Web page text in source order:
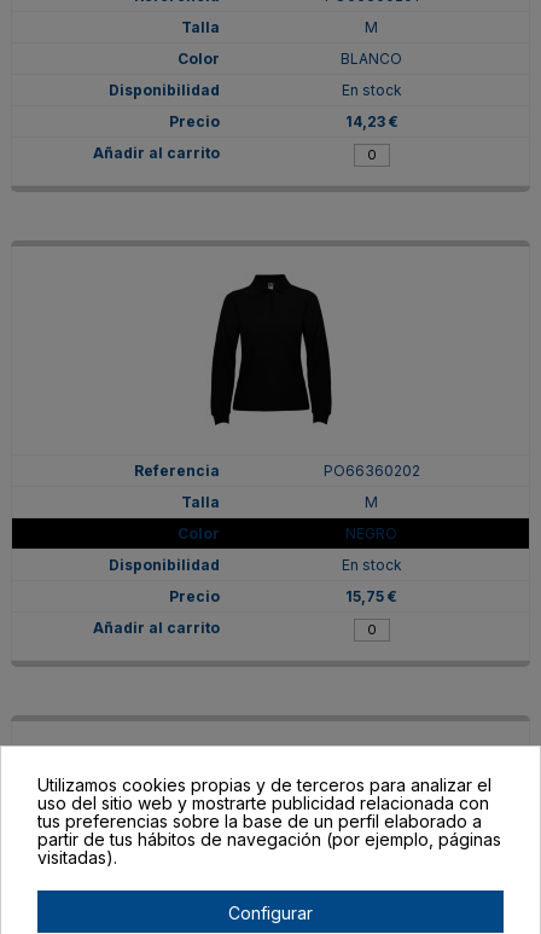
M
BLANCO
En stock
14,23 €
PO66360202
M
NEGRO
En stock
15,75 €
Utilizamos cookies propias y de terceros para analizar el
uso del sitio web y mostrarte publicidad relacionada con
tus preferencias sobre la base de un perfil elaborado a
partir de tus hábitos de navegación (por ejemplo, páginas
visitadas).
Configurar